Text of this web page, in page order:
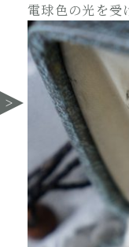
電球色の光を受